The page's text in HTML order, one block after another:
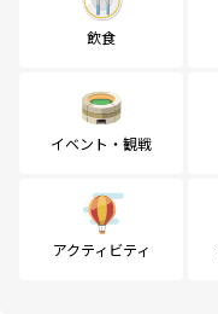
飲食
イベント・観戦
アクティビティ